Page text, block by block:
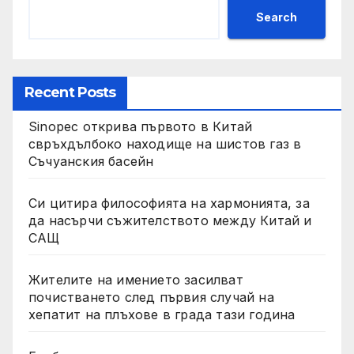
Search
Recent Posts
Sinopec открива първото в Китай
свръхдълбоко находище на шистов газ в
Съчуанския басейн
Си цитира философията на хармонията, за
да насърчи съжителството между Китай и
САЩ
Жителите на имението засилват
почистването след първия случай на
хепатит на плъхове в града тази година